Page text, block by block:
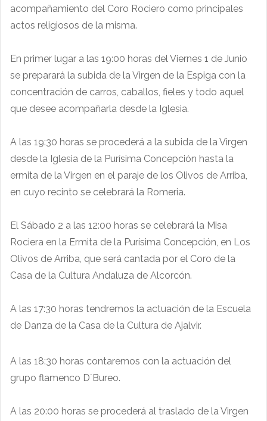
acompañamiento del Coro Rociero como principales
actos religiosos de la misma.
En primer lugar a las 19:00 horas del Viernes 1 de Junio
se preparará la subida de la Virgen de la Espiga con la
concentración de carros, caballos, fieles y todo aquel
que desee acompañarla desde la Iglesia.
A las 19:30 horas se procederá a la subida de la Virgen
desde la Iglesia de la Purísima Concepción hasta la
ermita de la Virgen en el paraje de los Olivos de Arriba,
en cuyo recinto se celebrará la Romeria.
El Sábado 2 a las 12:00 horas se celebrará la Misa
Rociera en la Ermita de la Purísima Concepción, en Los
Olivos de Arriba, que será cantada por el Coro de la
Casa de la Cultura Andaluza de Alcorcón.
A las 17:30 horas tendremos la actuación de la Escuela
de Danza de la Casa de la Cultura de Ajalvir.
A las 18:30 horas contaremos con la actuación del
grupo flamenco D´Bureo.
A las 20:00 horas se procederá al traslado de la Virgen